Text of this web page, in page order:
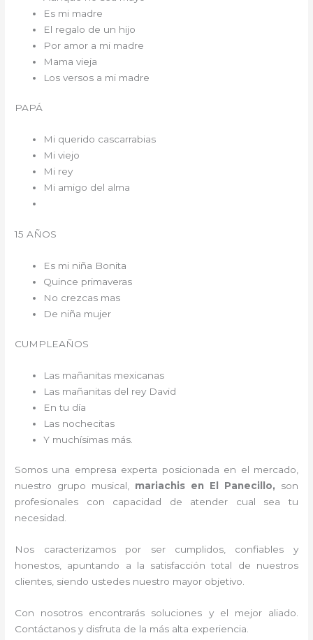
Es mi madre
El regalo de un hijo
Por amor a mi madre
Mama vieja
Los versos a mi madre
PAPÁ
Mi querido cascarrabias
Mi viejo
Mi rey
Mi amigo del alma
15 AÑOS
Es mi niña Bonita
Quince primaveras
No crezcas mas
De niña mujer
CUMPLEAÑOS
Las mañanitas mexicanas
Las mañanitas del rey David
En tu día
Las nochecitas
Y muchísimas más.
Somos una empresa experta posicionada en el mercado,
nuestro grupo musical, mariachis en El Panecillo, son
profesionales con capacidad de atender cual sea tu
necesidad.
Nos caracterizamos por ser cumplidos, confiables y
honestos, apuntando a la satisfacción total de nuestros
clientes, siendo ustedes nuestro mayor objetivo.
Con nosotros encontrarás soluciones y el mejor aliado.
Contáctanos y disfruta de la más alta experiencia.